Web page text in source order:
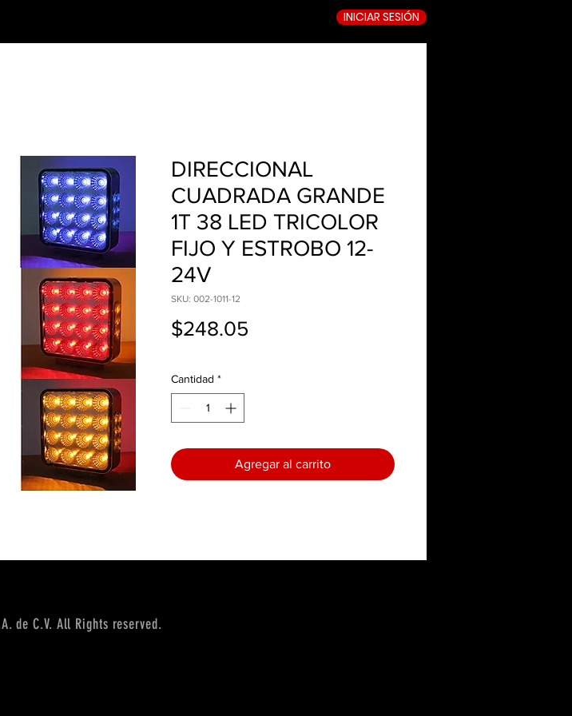
INICIAR SESIÓN
DIRECCIONAL
CUADRADA GRANDE
1T 38 LED TRICOLOR
FIJO Y ESTROBO 12-
24V
SKU: 002-1011-12
$248.05
Cantidad *
Agregar al carrito
de C.V. All Rights reserved.